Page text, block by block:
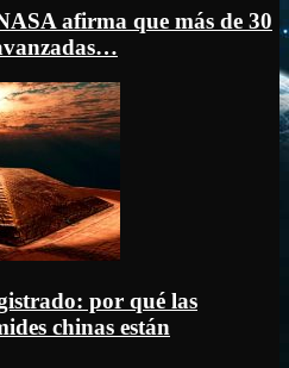
afirma que más de 30
por qué las
chinas están